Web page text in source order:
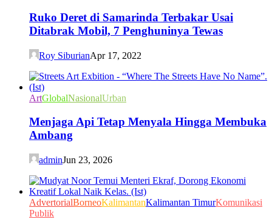
Ruko Deret di Samarinda Terbakar Usai
Ditabrak Mobil, 7 Penghuninya Tewas
Roy SiburianApr 17, 2022
ArtGlobalNasionalUrban
Menjaga Api Tetap Menyala Hingga Membuka
Ambang
adminJun 23, 2026
AdvertorialBorneoKalimantanKalimantan TimurKomunikasi
Publik